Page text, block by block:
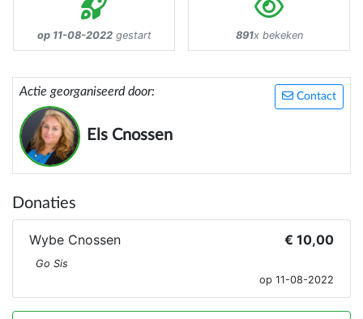
op 11-08-2022gestart 891x bekeken
Contact
Actie georganiseerd door:
Els Cnossen
Donaties
Wybe Cnossen € 10,00
Go Sis
op 11-08-2022